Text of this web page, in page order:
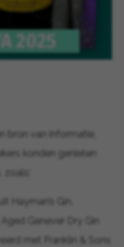
bron van informatie,
konden genieten
Hayman’s Gin,
Genever Dry Gin
met Franklin & Sons